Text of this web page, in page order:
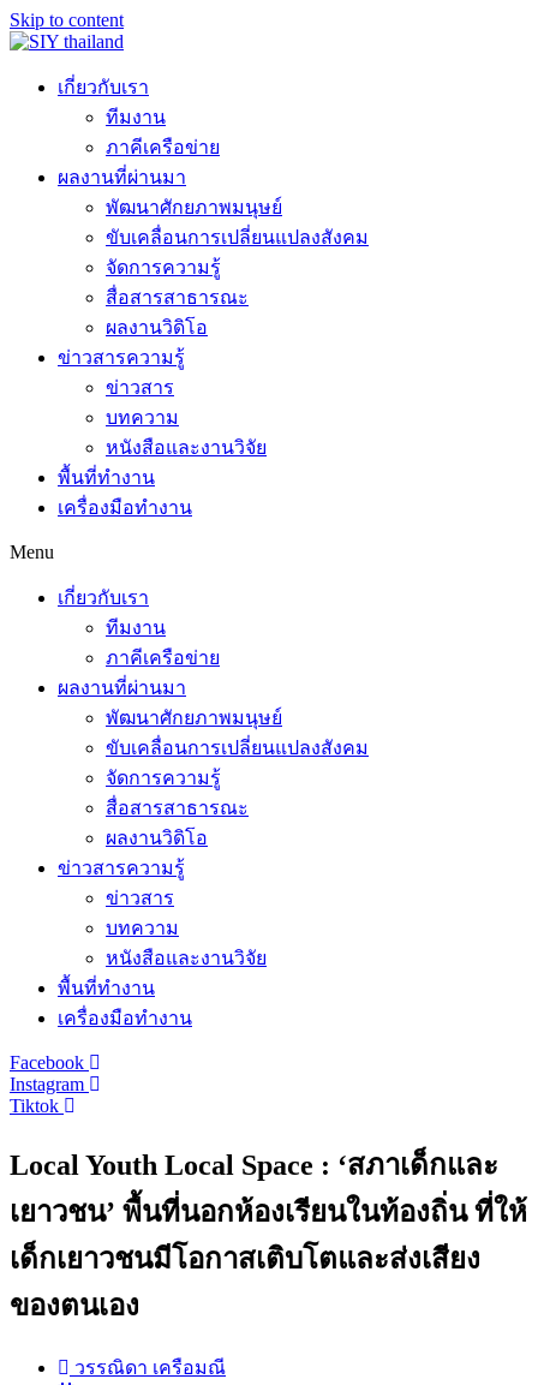
Skip to content
เกี่ยวกับเรา
ทีมงาน
ภาคีเครือข่าย
ผลงานที่ผ่านมา
พัฒนาศักยภาพมนุษย์
ขับเคลื่อนการเปลี่ยนแปลงสังคม
จัดการความรู้
สื่อสารสาธารณะ
ผลงานวิดิโอ
ข่าวสารความรู้
ข่าวสาร
บทความ
หนังสือและงานวิจัย
พื้นที่ทำงาน
เครื่องมือทำงาน
Menu
เกี่ยวกับเรา
ทีมงาน
ภาคีเครือข่าย
ผลงานที่ผ่านมา
พัฒนาศักยภาพมนุษย์
ขับเคลื่อนการเปลี่ยนแปลงสังคม
จัดการความรู้
สื่อสารสาธารณะ
ผลงานวิดิโอ
ข่าวสารความรู้
ข่าวสาร
บทความ
หนังสือและงานวิจัย
พื้นที่ทำงาน
เครื่องมือทำงาน
Facebook
Instagram
Tiktok
Local Youth Local Space : ‘สภาเด็กและ
เยาวชน’ พื้นที่นอกห้องเรียนในท้องถิ่น ที่ให้
เด็กเยาวชนมีโอกาสเติบโตและส่งเสียง
ของตนเอง
วรรณิดา เครือมณี